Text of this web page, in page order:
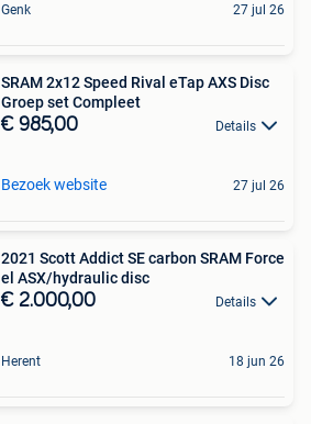
Genk 27 jul 26
SRAM 2x12 Speed Rival eTap AXS Disc
Groep set Compleet
€ 985,00 Details
Bezoek website 27 jul 26
2021 Scott Addict SE carbon SRAM Force
el ASX/hydraulic disc
€ 2.000,00 Details
Herent 18 jun 26